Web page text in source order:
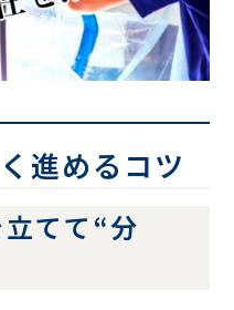
進めるコツ
てて“分